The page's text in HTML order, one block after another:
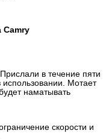
Camry
в течение пяти
Мотает
наматывать
скорости и